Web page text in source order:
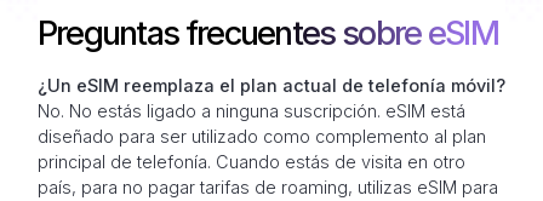
Preguntas frecuentes sobre eSIM
¿Un eSIM reemplaza el plan actual de telefonía móvil?
No. No estás ligado a ninguna suscripción. eSIM está
diseñado para ser utilizado como complemento al plan
principal de telefonía. Cuando estás de visita en otro
país, para no pagar tarifas de roaming, utilizas eSIM para